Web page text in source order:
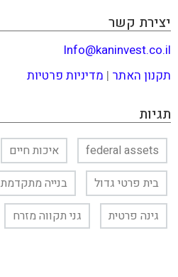
יצירת קשר
Info@kaninvest.co.il
תקנון האתר | מדיניות פרטיות
תגיות
federal assets איכות חיים
בית פרטי גדול
בנייה מתקדמת
גינה פרטית
גני תקווה מזרח